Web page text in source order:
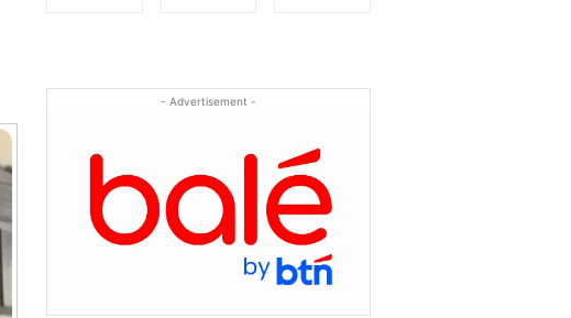
- Advertisement -